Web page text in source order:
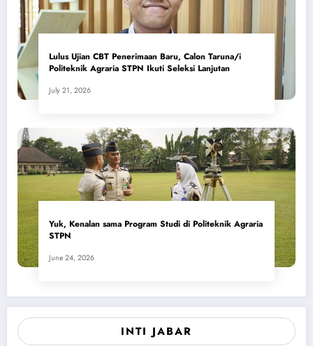
Lulus Ujian CBT Penerimaan Baru, Calon Taruna/i
Politeknik Agraria STPN Ikuti Seleksi Lanjutan
July 21, 2026
Yuk, Kenalan sama Program Studi di Politeknik Agraria
STPN
June 24, 2026
INTI JABAR